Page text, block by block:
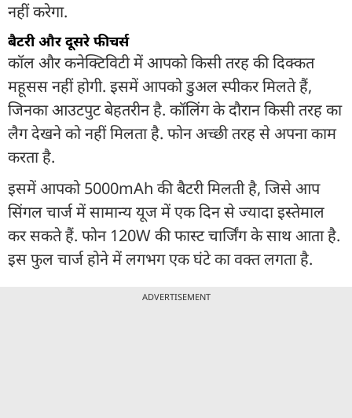
नहीं करेगा.
बैटरी और दूसरे फीचर्स
कॉल और कनेक्टिविटी में आपको किसी तरह की दिक्कत
महूसस नहीं होगी. इसमें आपको डुअल स्पीकर मिलते हैं,
जिनका आउटपुट बेहतरीन है. कॉलिंग के दौरान किसी तरह का
लैग देखने को नहीं मिलता है. फोन अच्छी तरह से अपना काम
करता है.
इसमें आपको 5000mAh की बैटरी मिलती है, जिसे आप
सिंगल चार्ज में सामान्य यूज में एक दिन से ज्यादा इस्तेमाल
कर सकते हैं. फोन 120W की फास्ट चार्जिंग के साथ आता है.
इस फुल चार्ज होने में लगभग एक घंटे का वक्त लगता है.
ADVERTISEMENT